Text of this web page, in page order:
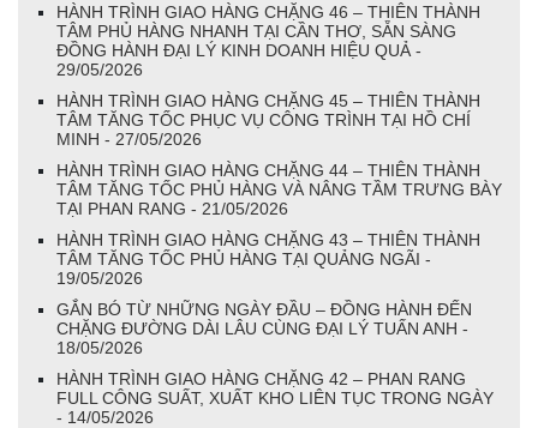
HÀNH TRÌNH GIAO HÀNG CHẶNG 46 – THIÊN THÀNH
TÂM PHỦ HÀNG NHANH TẠI CẦN THƠ, SẴN SÀNG
ĐỒNG HÀNH ĐẠI LÝ KINH DOANH HIỆU QUẢ -
29/05/2026
HÀNH TRÌNH GIAO HÀNG CHẶNG 45 – THIÊN THÀNH
TÂM TĂNG TỐC PHỤC VỤ CÔNG TRÌNH TẠI HỒ CHÍ
MINH - 27/05/2026
HÀNH TRÌNH GIAO HÀNG CHẶNG 44 – THIÊN THÀNH
TÂM TĂNG TỐC PHỦ HÀNG VÀ NÂNG TẦM TRƯNG BÀY
TẠI PHAN RANG - 21/05/2026
HÀNH TRÌNH GIAO HÀNG CHẶNG 43 – THIÊN THÀNH
TÂM TĂNG TỐC PHỦ HÀNG TẠI QUẢNG NGÃI -
19/05/2026
GẮN BÓ TỪ NHỮNG NGÀY ĐẦU – ĐỒNG HÀNH ĐẾN
CHẶNG ĐƯỜNG DÀI LÂU CÙNG ĐẠI LÝ TUẤN ANH -
18/05/2026
HÀNH TRÌNH GIAO HÀNG CHẶNG 42 – PHAN RANG
FULL CÔNG SUẤT, XUẤT KHO LIÊN TỤC TRONG NGÀY
- 14/05/2026